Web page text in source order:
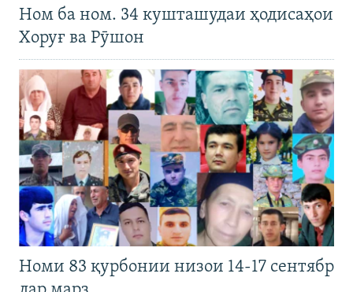
Ном ба ном. 34 кушташудаи ҳодисаҳои
Хоруғ ва Рӯшон
Номи 83 қурбонии низои 14-17 сентябр